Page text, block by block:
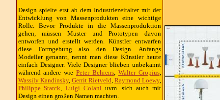
Design spielte erst ab dem Industriezeitalter mit der
Entwicklung von Massenprodukten eine wichtige
Rolle. Bevor Produkte in die Massenproduktion
gehen, müssen Muster und Prototypen davon
entworfen und erstellt werden. Künstler entwarfen
diese Formgebung also den Design. Anfangs
Modeller genannt, nennt man diese Künstler heute
einfach Designer. Viele Designer blieben unbekannt
während andere wie Peter Behrens, Walter Gropius,
Wassily Kandinsky, Gerrit Rietveld Raymond Loewy,
Philippe Starck ,Luigi Colani uvm. sich auch mit
Design einen großen Namen machten.